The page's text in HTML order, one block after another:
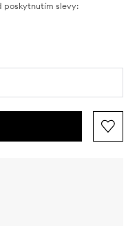
poskytnutím slevy: